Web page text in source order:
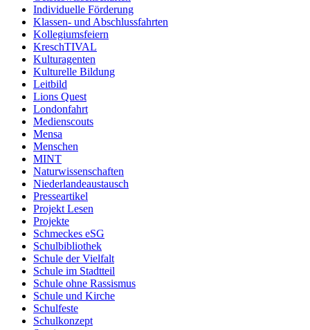
Individuelle Förderung
Klassen- und Abschlussfahrten
Kollegiumsfeiern
KreschTIVAL
Kulturagenten
Kulturelle Bildung
Leitbild
Lions Quest
Londonfahrt
Medienscouts
Mensa
Menschen
MINT
Naturwissenschaften
Niederlandeaustausch
Presseartikel
Projekt Lesen
Projekte
Schmeckes eSG
Schulbibliothek
Schule der Vielfalt
Schule im Stadtteil
Schule ohne Rassismus
Schule und Kirche
Schulfeste
Schulkonzept